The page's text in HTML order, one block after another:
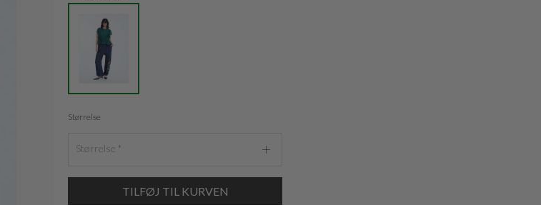
Størrelse
Størrelse